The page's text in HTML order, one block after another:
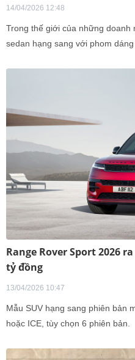
14/04/2026 12:48
Trong thế giới của những doanh
sedan hạng sang với phom
Range Rover Sport 2026
tỷ đồng
13/04/2026 10:47
Mẫu SUV hạng sang phiên bản
hoặc ICE, tùy chọn 6 phiên bản.